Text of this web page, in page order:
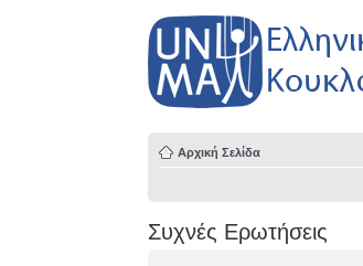
Αρχική Σελίδα
Συχνές Ερωτήσεις